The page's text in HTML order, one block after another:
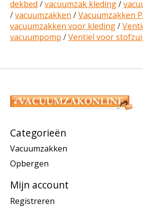
dekbed /vacuumzak kleding/
/vacuumzakken /Vacuumzakken
vacuumzakken voor kleding/
vacuumpomp /Ventiel voor
Categorieën
Vacuumzakken
Opbergen
Mijn account
Registreren